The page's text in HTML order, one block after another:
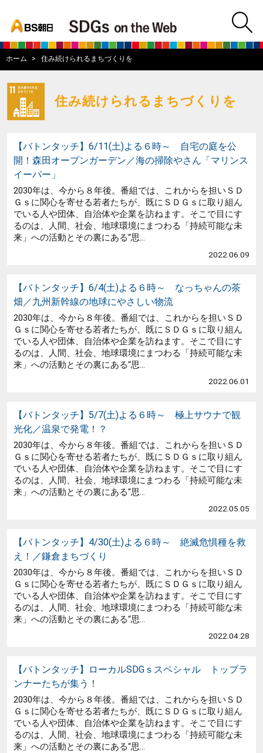
BS朝日SDGs
ホーム 住み続けられるまちづくりを
住み続けられるまちづくりを
【バトンタッチ】6/11(土)よる６時～ 自宅の庭を公
開！森田オープンガーデン／海の掃除やさん「マリンス
イーパー」
2030年は、今から８年後。番組では、これからを担いＳＤ
Ｇｓに関心を寄せる若者たちが、既にＳＤＧｓに取り組ん
でいる人や団体、自治体や企業を訪ねます。そこで目にす
るのは、人間、社会、地球環境にまつわる「持続可能な未
来」への活動とその裏にある“思...
2022.06.09
【バトンタッチ】6/4(土)よる６時～ なっちゃんの茶
畑／九州新幹線の地球にやさしい物流
2030年は、今から８年後。番組では、これからを担いＳＤ
Ｇｓに関心を寄せる若者たちが、既にＳＤＧｓに取り組ん
でいる人や団体、自治体や企業を訪ねます。そこで目にす
るのは、人間、社会、地球環境にまつわる「持続可能な未
来」への活動とその裏にある“思...
2022.06.01
【バトンタッチ】5/7(土)よる６時～ 極上サウナで観
光化／温泉で発電！？
2030年は、今から８年後。番組では、これからを担いＳＤ
Ｇｓに関心を寄せる若者たちが、既にＳＤＧｓに取り組ん
でいる人や団体、自治体や企業を訪ねます。そこで目にす
るのは、人間、社会、地球環境にまつわる「持続可能な未
来」への活動とその裏にある“思...
2022.05.05
【バトンタッチ】4/30(土)よる６時～ 絶滅危惧種を救
え！／鎌倉まちづくり
2030年は、今から８年後。番組では、これからを担いＳＤ
Ｇｓに関心を寄せる若者たちが、既にＳＤＧｓに取り組ん
でいる人や団体、自治体や企業を訪ねます。そこで目にす
るのは、人間、社会、地球環境にまつわる「持続可能な未
来」への活動とその裏にある“思...
2022.04.28
【バトンタッチ】ローカルSDGｓスペシャル トップラ
ンナーたちが集う！
2030年は、今から８年後。番組では、これからを担いＳＤ
Ｇｓに関心を寄せる若者たちが、既にＳＤＧｓに取り組ん
でいる人や団体、自治体や企業を訪ねます。そこで目にす
るのは、人間、社会、地球環境にまつわる「持続可能な未
来」への活動とその裏にある“思...